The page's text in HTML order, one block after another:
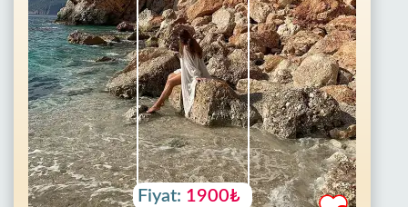
Fiyat: 1900₺